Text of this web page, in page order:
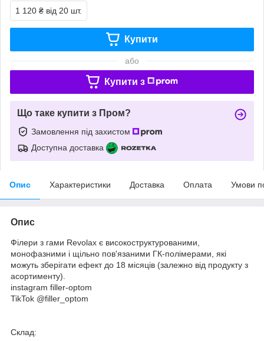
1 120 ₴ від 20 шт.
Купити
або
Купити з
Що таке купити з Пром?
Замовлення під захистом
Доступна доставка
Опис Характеристики Доставка Оплата Умови
Опис
Філери з гами Revolax є високоструктурованими,
монофазними і щільно пов'язаними ГК-полімерами, які
можуть зберігати ефект до 18 місяців (залежно від продукту з
асортименту).
instagram filler-optom
TikTok @filler_optom
Склад: